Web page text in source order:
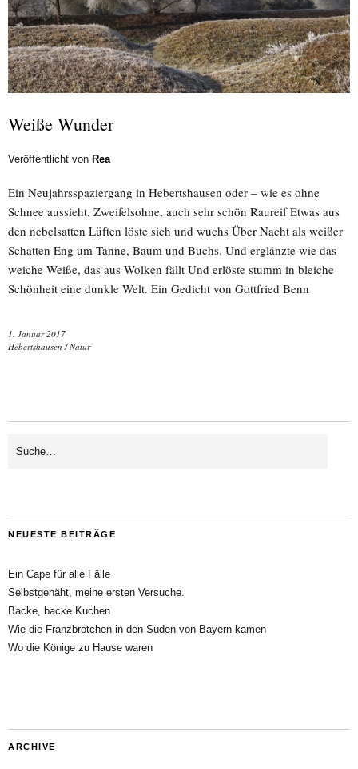
Weiße Wunder
Veröffentlicht von Rea
Ein Neujahrsspaziergang in Hebertshausen oder – wie es ohne
Schnee aussieht. Zweifelsohne, auch sehr schön Raureif Etwas aus
den nebelsatten Lüften löste sich und wuchs Über Nacht als weißer
Schatten Eng um Tanne, Baum und Buchs. Und erglänzte wie das
weiche Weiße, das aus Wolken fällt Und erlöste stumm in bleiche
Schönheit eine dunkle Welt. Ein Gedicht von Gottfried Benn
1. Januar 2017
Hebertshausen /Natur
NEUESTE BEITRÄGE
Ein Cape für alle Fälle
Selbstgenäht, meine ersten Versuche.
Backe, backe Kuchen
Wie die Franzbrötchen in den Süden von Bayern kamen
Wo die Könige zu Hause waren
ARCHIVE